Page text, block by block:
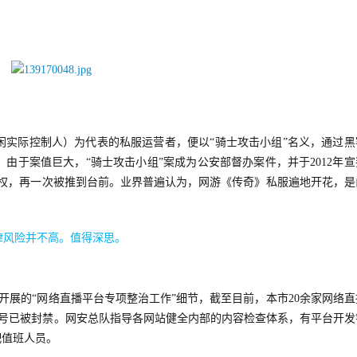
际控制人）为代表的私服运营者，便以“骑士攻击小组”名义，通过
于案值巨大，“骑士攻击小组”案成为公安部督办案件，并于2012年
，再一次被推到台前。业界普遍认为，网游《传奇》私服遍地开花，
险并不高。值得深思。
的“网络直播平台专项整治工作”细节，截至目前，本市20余家网络
已被封禁。网安总队指导各网站健全内部的内容检查体系，有平台开
班人员。